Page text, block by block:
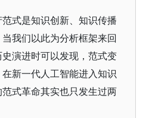
式是知识创新、知识传播
我们以此为分析框架来回
演进时可以发现，范式变
新一代人工智能进入知识
式革命其实也只发生过两